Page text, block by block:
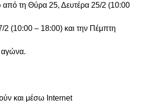
από τη Θύρα 25, Δευτέρα 25/2 (10:00
2 (10:00 – 18:00) και την Πέμπτη
αγώνα.
και μέσω Internet